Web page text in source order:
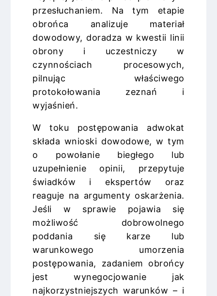
przesłuchaniem. Na tym etapie
obrońca analizuje materiał
dowodowy, doradza w kwestii linii
obrony i uczestniczy w
czynnościach procesowych,
pilnując właściwego
protokołowania zeznań i
wyjaśnień.
W toku postępowania adwokat
składa wnioski dowodowe, w tym
o powołanie biegłego lub
uzupełnienie opinii, przepytuje
świadków i ekspertów oraz
reaguje na argumenty oskarżenia.
Jeśli w sprawie pojawia się
możliwość dobrowolnego
poddania się karze lub
warunkowego umorzenia
postępowania, zadaniem obrońcy
jest wynegocjowanie jak
najkorzystniejszych warunków – i